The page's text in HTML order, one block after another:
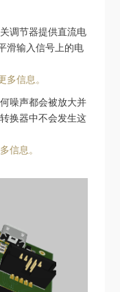
调节器提供直流电
滑输入信号上的电
信息。
噪声都会被放大并
换器中不会发生这
信息。